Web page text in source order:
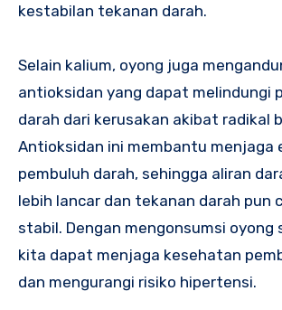
kestabilan tekanan darah.
Selain kalium, oyong juga
antioksidan yang dapat melindungi
darah dari kerusakan akibat radikal
Antioksidan ini membantu menjaga
pembuluh darah, sehingga aliran
lebih lancar dan tekanan darah pun
stabil. Dengan mengonsumsi oyong
kita dapat menjaga kesehatan
dan mengurangi risiko hipertensi.